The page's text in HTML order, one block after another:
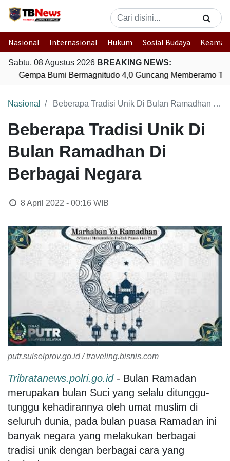
Nasional Internasional Hukum Sosial Budaya
Sabtu, 08 Agustus 2026 BREAKING NEWS:
Gempa Bumi Bermagnitudo 4,0 Guncang Memberamo
Nasional Beberapa Tradisi Unik Di Bulan Ramadhan Di Berbagai Negara
Beberapa Tradisi Unik Di
Bulan Ramadhan Di
Berbagai Negara
8 April 2022 - 00:16WIB
putr.sulselprov.go.id / traveling.bisnis.com
Tribratanews.polri.go.id- Bulan Ramadan
merupakan bulan Suci yang selalu ditunggu-
tunggu kehadirannya oleh umat muslim di
seluruh dunia, pada bulan puasa Ramadan ini
banyak negara yang melakukan berbagai
tradisi unik dengan berbagai cara yang